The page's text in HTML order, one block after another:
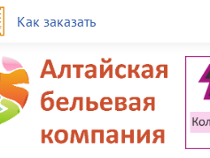
Как заказать